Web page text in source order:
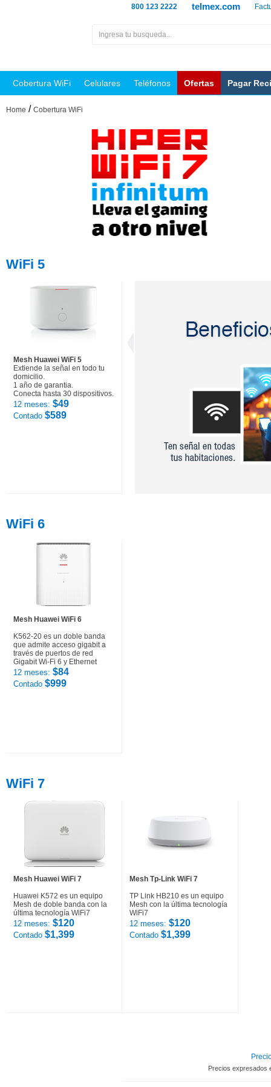
telmex.com
800 123 2222
Cobertura WiFi Celulares Teléfonos Ofertas Pagar
Home / Cobertura WiFi
WiFi 5
Mesh Huawei WiFi 5
Extiende la señal en todo tu
domicilio.
1 año de garantia.
Conecta hasta 30 dispositivos.
12 meses: $49
Contado $589
WiFi 6
Mesh Huawei WiFi 6
K562-20 es un doble banda
que admite acceso gigabit a
través de puertos de red
Gigabit Wi-Fi 6 y Ethernet
12 meses: $84
Contado $999
WiFi 7
Mesh Huawei WiFi 7
Huawei K572 es un equipo
Mesh de doble banda con la
última tecnología WiFi7
12 meses: $120
Contado $1,399
Mesh Tp-Link WiFi 7
TP Link HB210 es un equipo
Mesh con la última tecnología
WiFi7
12 meses: $120
Contado $1,399
Precios expresados